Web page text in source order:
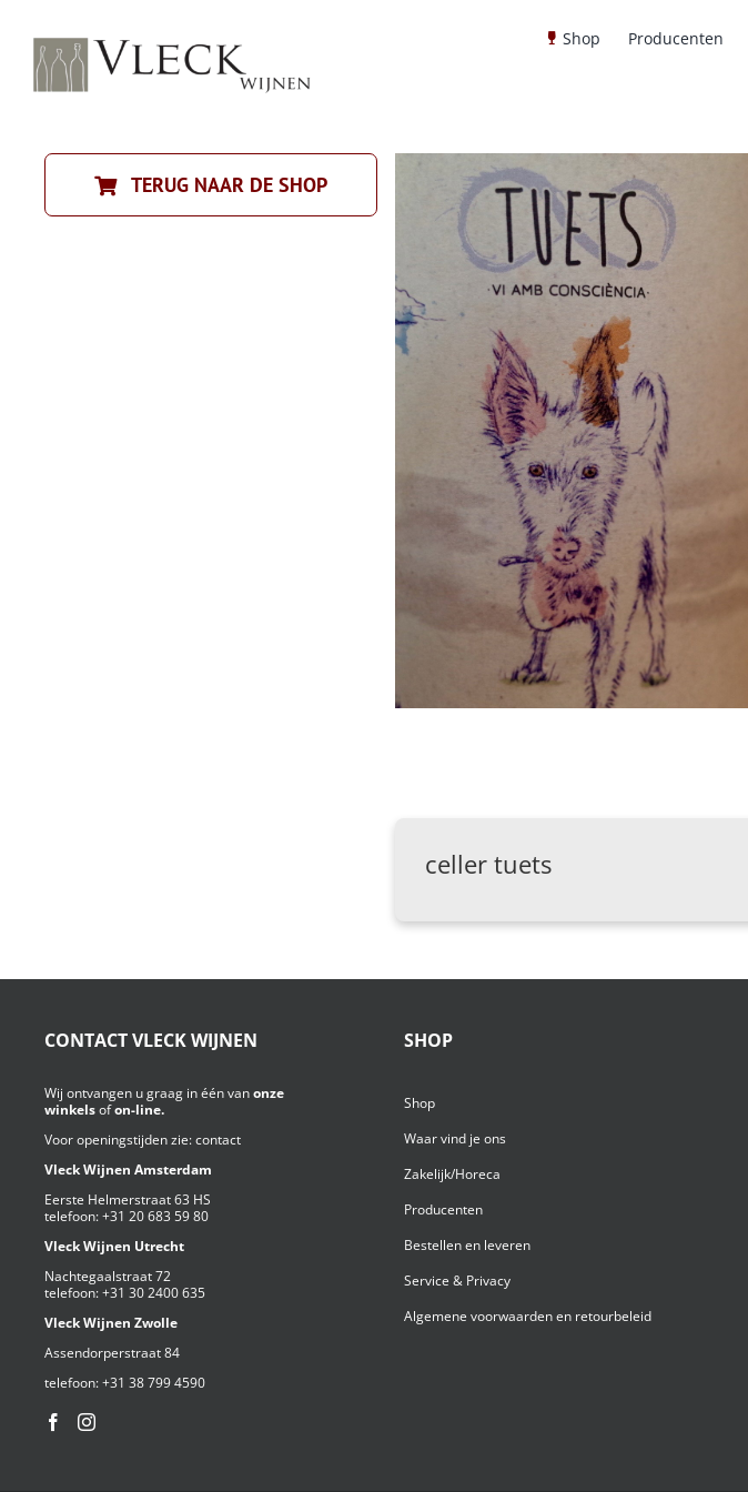
inhoud
Shop Producenten
celler tuets
TERUG NAAR DE SHOP
CONTACT VLECK WIJNEN
Wij ontvangen u graag in één vanonze
winkelsofon-line.
Voor openingstijden zie:contact
Vleck Wijnen Amsterdam
Eerste Helmerstraat 63 HS
telefoon:+31 20 683 59 80
Vleck Wijnen Utrecht
Nachtegaalstraat 72
telefoon:+31 30 2400 635
Vleck Wijnen Zwolle
Assendorperstraat 84
telefoon:+31 38 799 4590⁩
SHOP
Shop
Waar vind je ons
Zakelijk/Horeca
Producenten
Bestellen en leveren
Service & Privacy
Algemene voorwaarden en retourbeleid